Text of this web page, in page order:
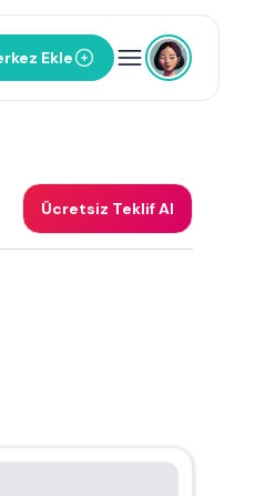
Ekle
Ücretsiz Teklif Al